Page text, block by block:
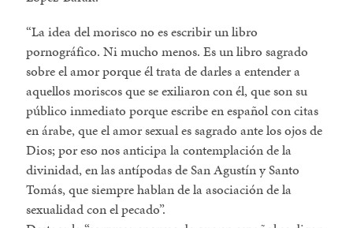
La idea del morisco no es escribir un libro
pornográfico. Ni mucho menos. Es un libro sagrado
sobre el amor porque él trata de darles a entender a
aquellos moriscos que se exiliaron con él, que son su
público inmediato porque escribe en español con citas
en árabe, que el amor sexual es sagrado ante los ojos de
Dios; por eso nos anticipa la contemplación de la
divinidad, en las antípodas de San Agustín y Santo
Tomás, que siempre hablan de la asociación de la
sexualidad con el pecado.